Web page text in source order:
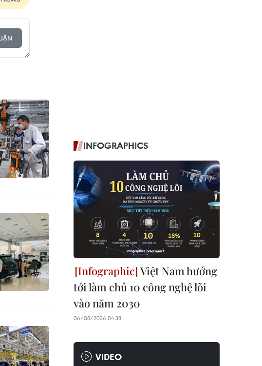
INFOGRAPHICS
Việt Nam hướng
tới làm chủ 10 công nghệ lõi
vào năm 2030
06/08/2026 04:38
VIDEO